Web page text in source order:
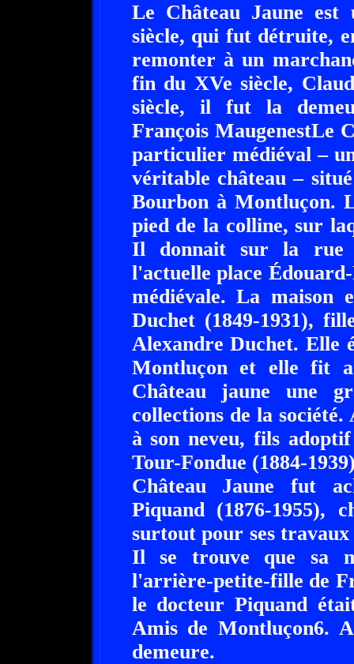
Le Château Jaune est
siècle, qui fut détruite,
remonter à un
fin du XVe siècle,
siècle, il fut la
François MaugenestLe
particulier médiéval –
véritable château –
Bourbon à Montluçon.
pied de la colline, sur
Il donnait sur la rue
l'actuelle place
médiévale. La maison
Duchet (1849-1931),
Alexandre Duchet. Elle
Montluçon et elle fit
Château jaune une
collections de la
à son neveu, fils
Tour-Fondue (1884-
Château Jaune fut
Piquand (1876-1955),
surtout pour ses
Il se trouve que sa
l'arrière-petite-fille de
le docteur Piquand
Amis de Montluçon6.
demeure.